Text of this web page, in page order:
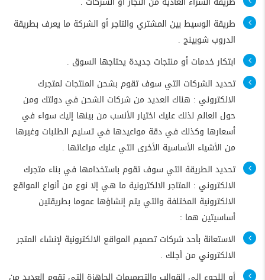
طريقة الوسيط بين المشتري والتاجر أو الشركة ما يعرف بطريقة
الدروب شوبينج .
ابتكار خدمات أو منتجات جديدة يحتاجها السوق .
تحديد الشركات التي سوف تقوم بشحن المنتجات لمتجرك
الالكتروني : هناك العديد من شركات الشحن في دولتك ومن
حول العالم لذلك عليك اختيار الأنسب من بينها إليك سواء في
أسعارها وكذلك في دقة مواعيدها في تسليم الطلبات وغيرها
من الأشياء الأساسية الأخرى التي عليك مراعاتها .
تحديد الطريقة التي سوف تقوم باستخدامها في بناء متجرك
الالكتروني : المتاجر الالكترونية ما هي إلا نوع من أنواع المواقع
الالكترونية المختلفة والتي يتم إنشاؤها عموما بطريقتين
أساسيتين هما :
الاستعانة بأحد شركات تصميم المواقع الالكترونية لإنشاء المتجر
الالكتروني من أجلك .